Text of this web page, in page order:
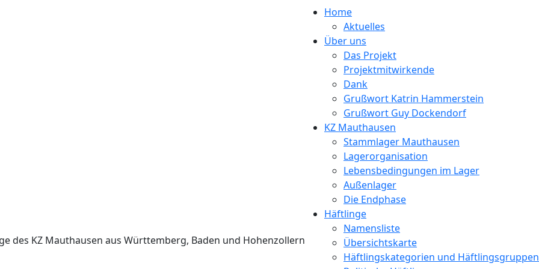
des KZ Mauthausen aus Württemberg, Baden und Hohenzollern
Home
Aktuelles
Über uns
Das Projekt
Projektmitwirkende
Dank
Grußwort Katrin Hammerstein
Grußwort Guy Dockendorf
KZ Mauthausen
Stammlager Mauthausen
Lagerorganisation
Lebensbedingungen im Lager
Außenlager
Die Endphase
Häftlinge
Namensliste
Übersichtskarte
Häftlingskategorien und Häftlingsgruppen